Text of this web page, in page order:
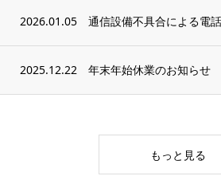
2026.01.05 通信設備不具合による電
2025.12.22 年末年始休業のお知らせ
もっと見る